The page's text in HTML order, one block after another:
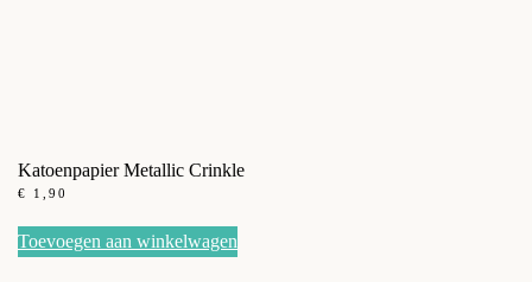
Katoenpapier Metallic Crinkle
€ 1,90
Toevoegen aan winkelwagen